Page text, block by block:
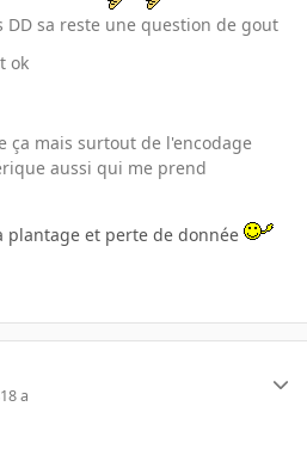
DD sa reste une question de gout
ok
ça mais surtout de l'encodage
aussi qui me prend
plantage et perte de donnée
18 a